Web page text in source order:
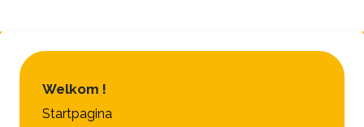
Welkom !
Startpagina